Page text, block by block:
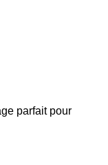
parfait pour